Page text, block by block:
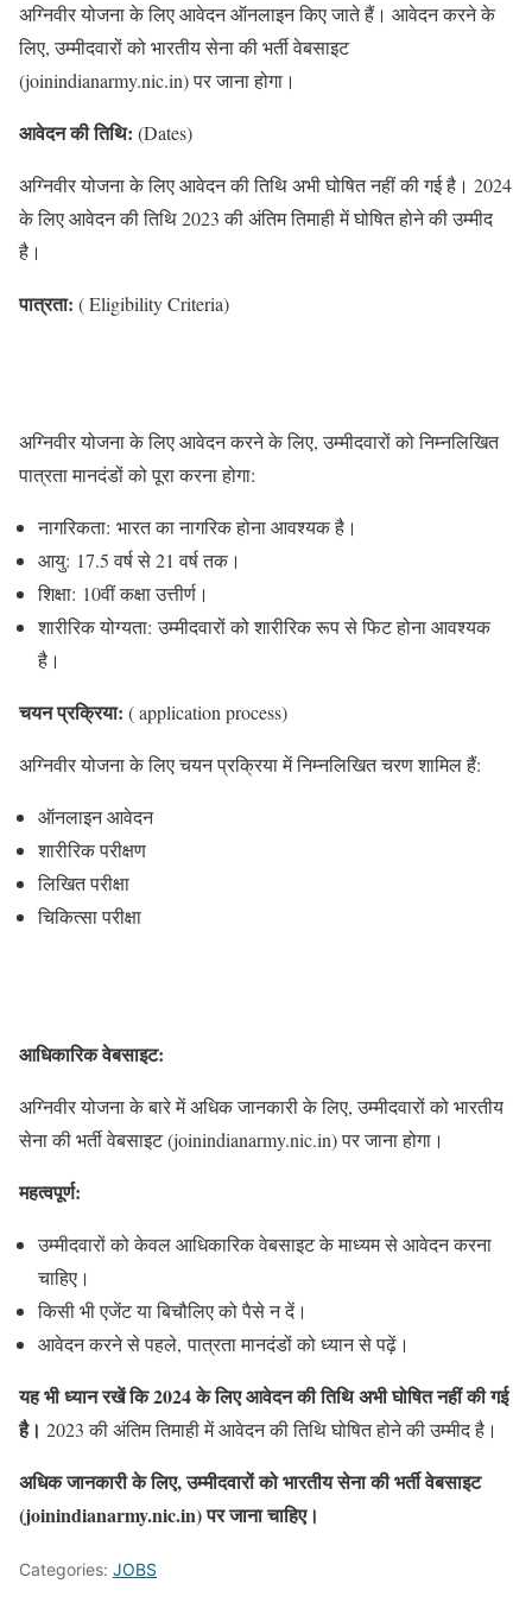
अग्निवीर योजना के लिए आवेदन ऑनलाइन किए जाते हैं। आवेदन करने के
लिए, उम्मीदवारों को भारतीय सेना की भर्ती वेबसाइट
(joinindianarmy.nic.in) पर जाना होगा।
आवेदन की तिथि: (Dates)
अग्निवीर योजना के लिए आवेदन की तिथि अभी घोषित नहीं की गई है। 2024
के लिए आवेदन की तिथि 2023 की अंतिम तिमाही में घोषित होने की उम्मीद
है।
पात्रता: ( Eligibility Criteria)
अग्निवीर योजना के लिए आवेदन करने के लिए, उम्मीदवारों को निम्नलिखित
पात्रता मानदंडों को पूरा करना होगा:
नागरिकता: भारत का नागरिक होना आवश्यक है।
आयु: 17.5 वर्ष से 21 वर्ष तक।
शिक्षा: 10वीं कक्षा उत्तीर्ण।
शारीरिक योग्यता: उम्मीदवारों को शारीरिक रूप से फिट होना आवश्यक
है।
चयन प्रक्रिया: ( application process)
अग्निवीर योजना के लिए चयन प्रक्रिया में निम्नलिखित चरण शामिल हैं:
ऑनलाइन आवेदन
शारीरिक परीक्षण
लिखित परीक्षा
चिकित्सा परीक्षा
आधिकारिक वेबसाइट:
अग्निवीर योजना के बारे में अधिक जानकारी के लिए, उम्मीदवारों को भारतीय
सेना की भर्ती वेबसाइट (joinindianarmy.nic.in) पर जाना होगा।
महत्वपूर्ण:
उम्मीदवारों को केवल आधिकारिक वेबसाइट के माध्यम से आवेदन करना
चाहिए।
किसी भी एजेंट या बिचौलिए को पैसे न दें।
आवेदन करने से पहले, पात्रता मानदंडों को ध्यान से पढ़ें।
यह भी ध्यान रखें कि 2024 के लिए आवेदन की तिथि अभी घोषित नहीं की गई
है। 2023 की अंतिम तिमाही में आवेदन की तिथि घोषित होने की उम्मीद है।
अधिक जानकारी के लिए, उम्मीदवारों को भारतीय सेना की भर्ती वेबसाइट
(joinindianarmy.nic.in) पर जाना चाहिए।
Categories: JOBS